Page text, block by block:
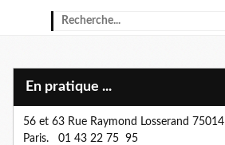
En pratique ...
56 et 63 Rue Raymond Losserand 75014
Paris. 01 43 22 75 95